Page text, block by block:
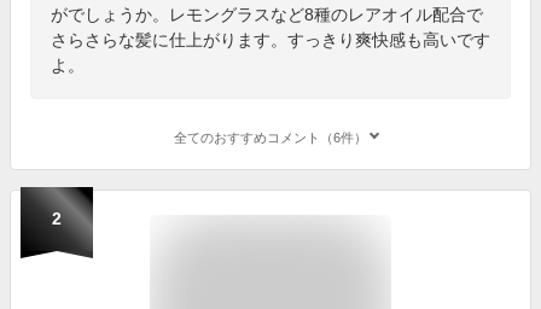
がでしょうか。レモングラスなど8種のレアオイル配合で
さらさらな髪に仕上がります。すっきり爽快感も高いです
よ。
全てのおすすめコメント（6件）
2